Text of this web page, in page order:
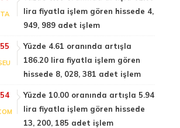
lira fiyatla işlem gören hissede 4,
949, 989 adet işlem
Yüzde 4.61 oranında artışla
186.20 lira fiyatla işlem gören
hissede 8, 028, 381 adet işlem
Yüzde 10.00 oranında artışla 5.94
lira fiyatla işlem gören hissede
13, 200, 185 adet işlem